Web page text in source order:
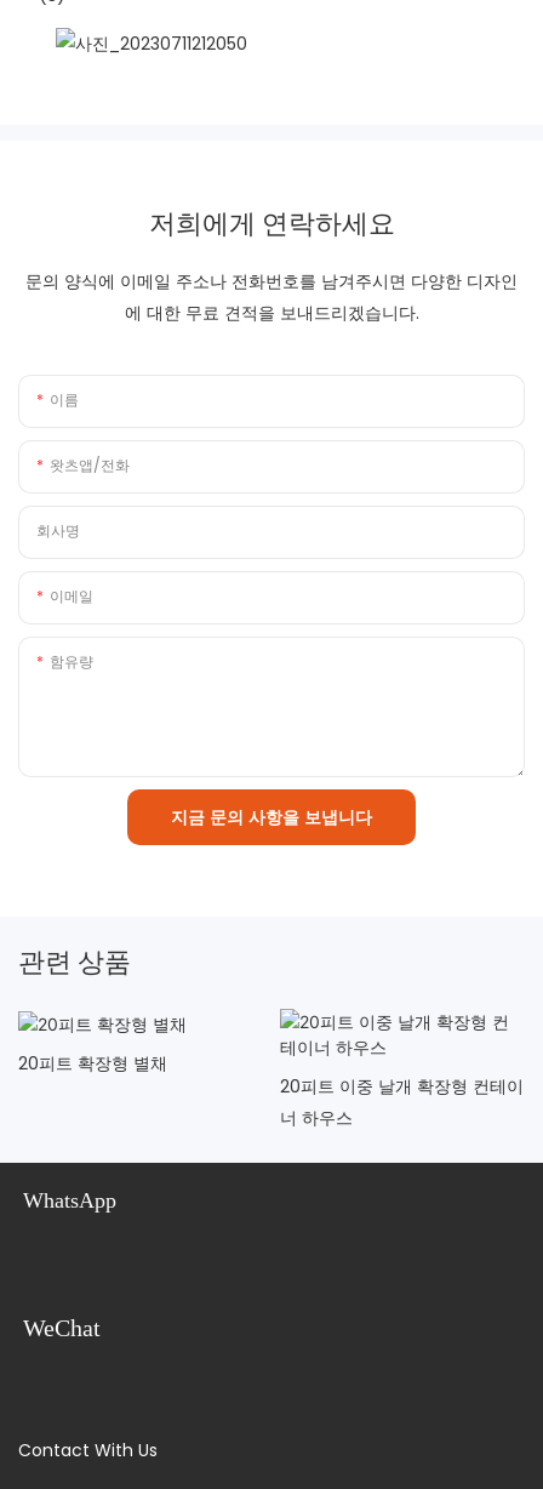
저희에게 연락하세요
문의 양식에 이메일 주소나 전화번호를 남겨주시면 다양한 디자인
에 대한 무료 견적을 보내드리겠습니다.
이름
왓츠앱/전화
회사명
이메일
함유량
지금 문의 사항을 보냅니다
관련 상품
20피트 확장형 별채
20피트 이중 날개 확장형 컨테이
너 하우스
WhatsApp
WeChat
Contact With Us